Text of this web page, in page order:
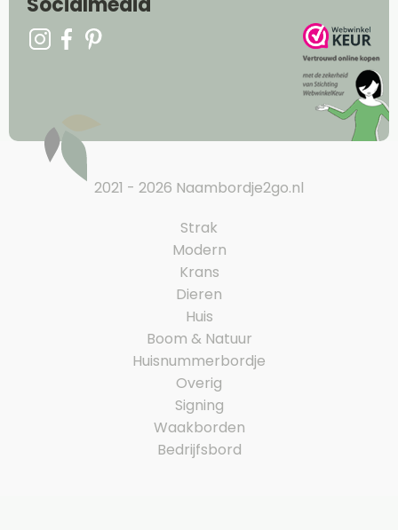
2021 - 2026 Naambordje2go.nl
Strak
Modern
Krans
Dieren
Huis
Boom & Natuur
Huisnummerbordje
Overig
Signing
Waakborden
Bedrijfsbord